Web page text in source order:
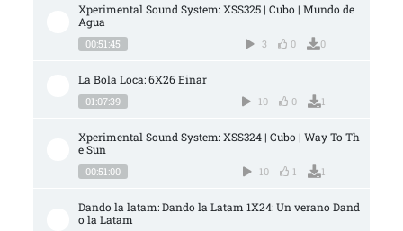
Xperimental Sound System: XSS325 | Cubo | Mundo de
Agua
00:51:45 3 0 0
La Bola Loca: 6X26 Einar
01:07:39 10 0 1
Xperimental Sound System: XSS324 | Cubo | Way To Th
e Sun
00:51:00 10 1 1
Dando la latam: Dando la Latam 1X24: Un verano Dand
o la Latam